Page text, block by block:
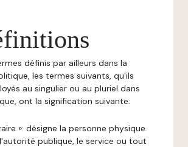
définis par ailleurs dans la
les termes suivants, qu'ils
au singulier ou au pluriel dans
ont la signification suivante:
»: désigne la personne physique
publique, le service ou tout